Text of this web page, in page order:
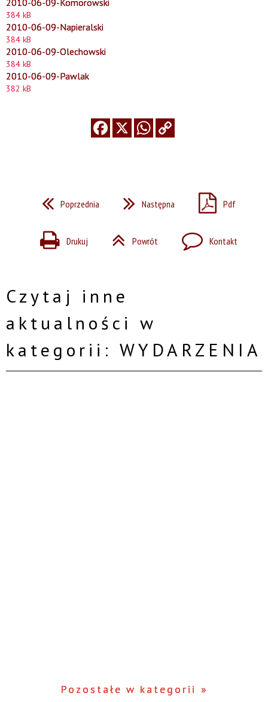
384 kB
2010-06-09-Napieralski
384 kB
2010-06-09-Olechowski
384 kB
2010-06-09-Pawlak
382 kB
Poprzednia Następna Pdf
Drukuj Powrót Kontakt
Czytaj inne
aktualności w
kategorii: WYDARZENIA
Pozostałe w kategorii